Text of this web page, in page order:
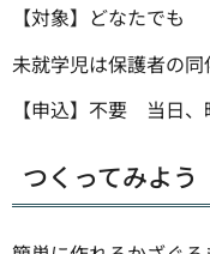
【対象】どなたでも
未就学児は保護者の同
【申込】不要 当日、
つくってみよう